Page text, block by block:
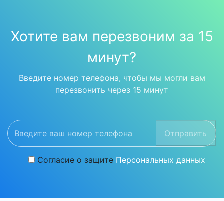
Хотите вам перезвоним за 15
минут?
Введите номер телефона, чтобы мы могли вам
перезвонить через 15 минут
Отправить
Согласие о защите Персональных данных